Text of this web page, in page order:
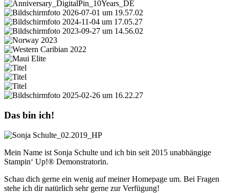
Das bin ich!
Mein Name ist Sonja Schulte und ich bin seit 2015 unabhängige
Stampin‘ Up!® Demonstratorin.
Schau dich gerne ein wenig auf meiner Homepage um. Bei Fragen
stehe ich dir natürlich sehr gerne zur Verfügung!